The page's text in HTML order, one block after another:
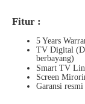
Fitur :
5 Years
TV Digital
berbayang)
Smart TV
Screen
Garansi